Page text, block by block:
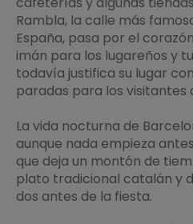
Rambla, la calle más
España, pasa por el
imán para los lugareños y
todavía justifica su lugar
paradas para los visitantes
La vida nocturna de
aunque nada empieza
que deja un montón de
plato tradicional catalán y
dos antes de la fiesta.